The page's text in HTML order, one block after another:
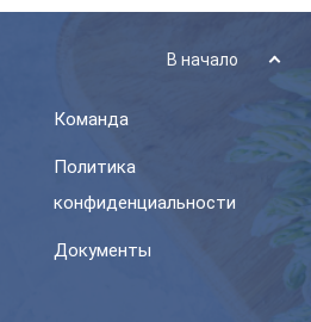
В начало
Команда
Политика
конфиденциальности
Документы